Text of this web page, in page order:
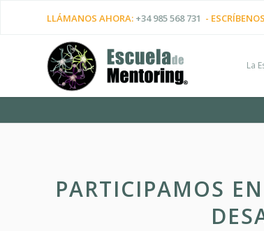
LLÁMANOS AHORA: +34 985 568 731 -
La
PARTICIPAMOS